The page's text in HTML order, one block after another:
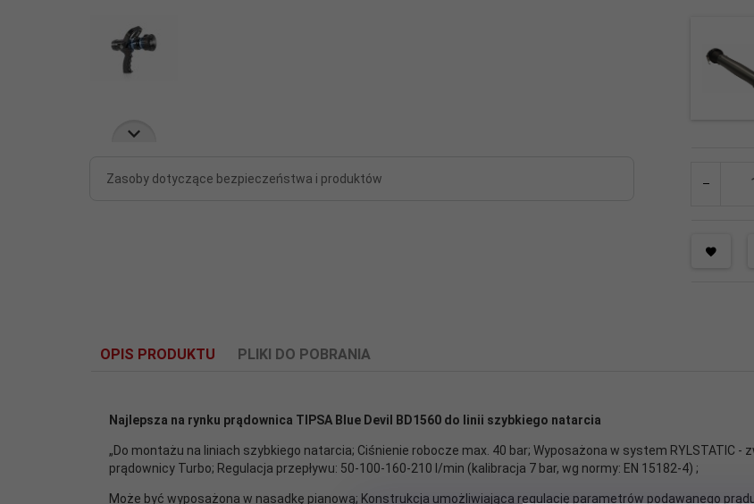
Zasoby dotyczące bezpieczeństwa i produktów
OPIS PRODUKTU PLIKI DO POBRANIA
Najlepsza na rynku prądownica TIPSA Blue Devil BD1560 do linii szybkiego natarcia
„Do montażu na liniach szybkiego natarcia; Ciśnienie robocze max. 40 bar; Wyposażona w system RYLSTATIC
prądownicy Turbo; Regulacja przepływu: 50-100-160-210 l/min (kalibracja 7 bar, wg normy: EN 15182-4) ;
Może być wyposażona w nasadkę pianową; Konstrukcja umożliwiająca regulację parametrów podawanego
1611230738-tipsa-blue-devil-1560